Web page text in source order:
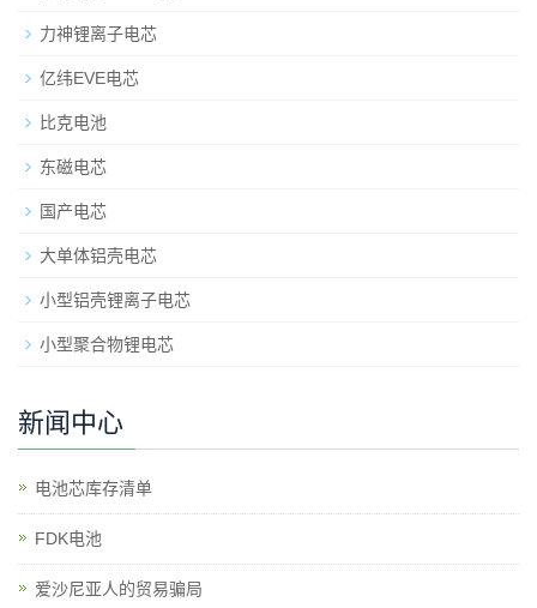
力神锂离子电芯
亿纬EVE电芯
比克电池
东磁电芯
国产电芯
大单体铝壳电芯
小型铝壳锂离子电芯
小型聚合物锂电芯
新闻中心
电池芯库存清单
​FDK电池
爱沙尼亚人的贸易骗局